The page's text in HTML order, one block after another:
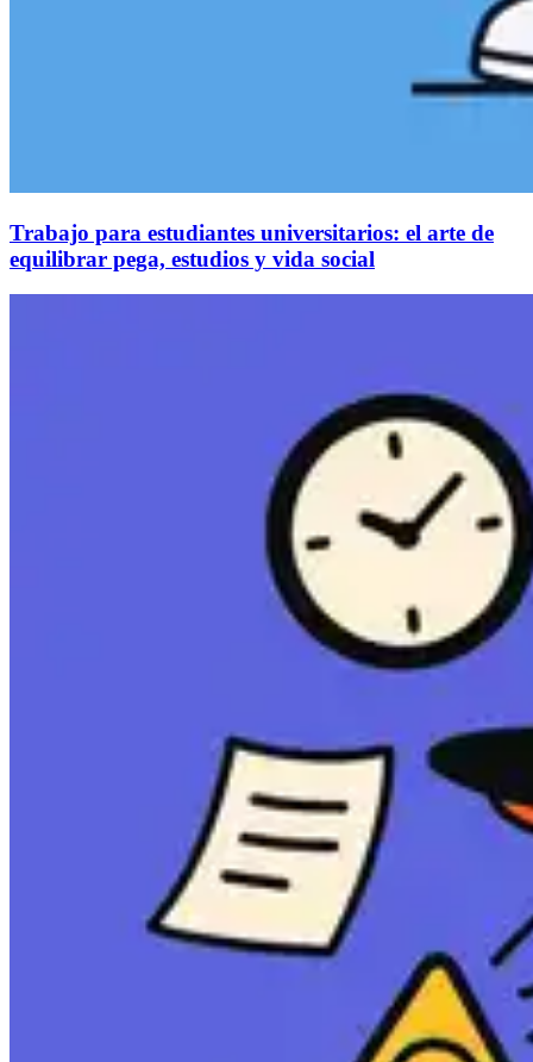
Trabajo para estudiantes universitarios: el arte de
equilibrar pega, estudios y vida social